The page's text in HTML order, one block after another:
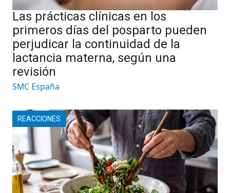
Las prácticas clínicas en los
primeros días del posparto pueden
perjudicar la continuidad de la
lactancia materna, según una
revisión
SMC España
REACCIONES